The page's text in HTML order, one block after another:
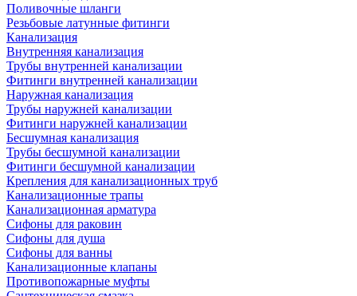
Поливочные шланги
Резьбовые латунные фитинги
Канализация
Внутренняя канализация
Трубы внутренней канализации
Фитинги внутренней канализации
Наружная канализация
Трубы наружней канализации
Фитинги наружней канализации
Бесшумная канализация
Трубы бесшумной канализации
Фитинги бесшумной канализации
Крепления для канализационных труб
Канализационные трапы
Канализационная арматура
Сифоны для раковин
Сифоны для душа
Сифоны для ванны
Канализационные клапаны
Противопожарные муфты